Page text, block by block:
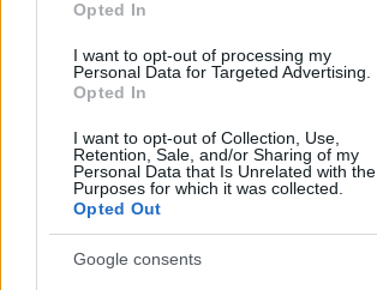
Opted In
I want to opt-out of processing my
Personal Data for Targeted Advertising.
Opted In
I want to opt-out of Collection, Use,
Retention, Sale, and/or Sharing of my
Personal Data that Is Unrelated with the
Purposes for which it was collected.
Opted Out
Google consents